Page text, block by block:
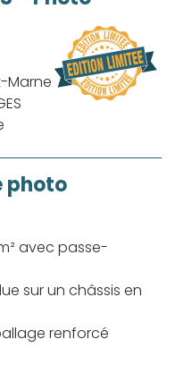
Marne
photo
avec passe-
sur un châssis en
renforcé